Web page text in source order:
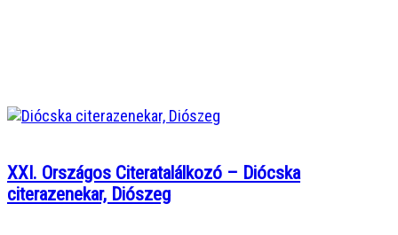
XXI. Országos Citeratalálkozó – Diócska
citerazenekar, Diószeg